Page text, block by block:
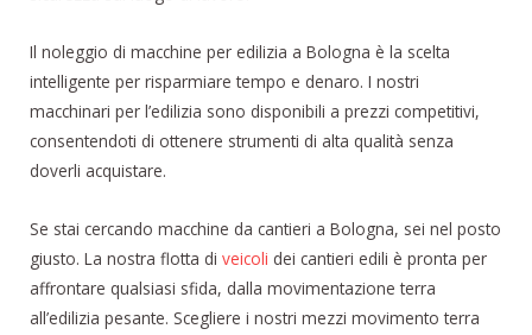
Il noleggio di macchine per edilizia a Bologna è la scelta
intelligente per risparmiare tempo e denaro. I nostri
macchinari per l’edilizia sono disponibili a prezzi competitivi,
consentendoti di ottenere strumenti di alta qualità senza
doverli acquistare.
Se stai cercando macchine da cantieri a Bologna, sei nel posto
giusto. La nostra flotta di veicoli dei cantieri edili è pronta per
affrontare qualsiasi sfida, dalla movimentazione terra
all’edilizia pesante. Scegliere i nostri mezzi movimento terra